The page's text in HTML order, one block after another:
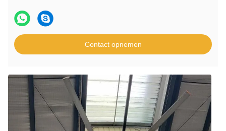
Contact opnemen